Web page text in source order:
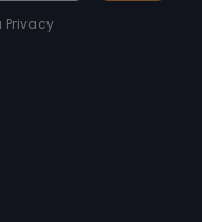
Privacy